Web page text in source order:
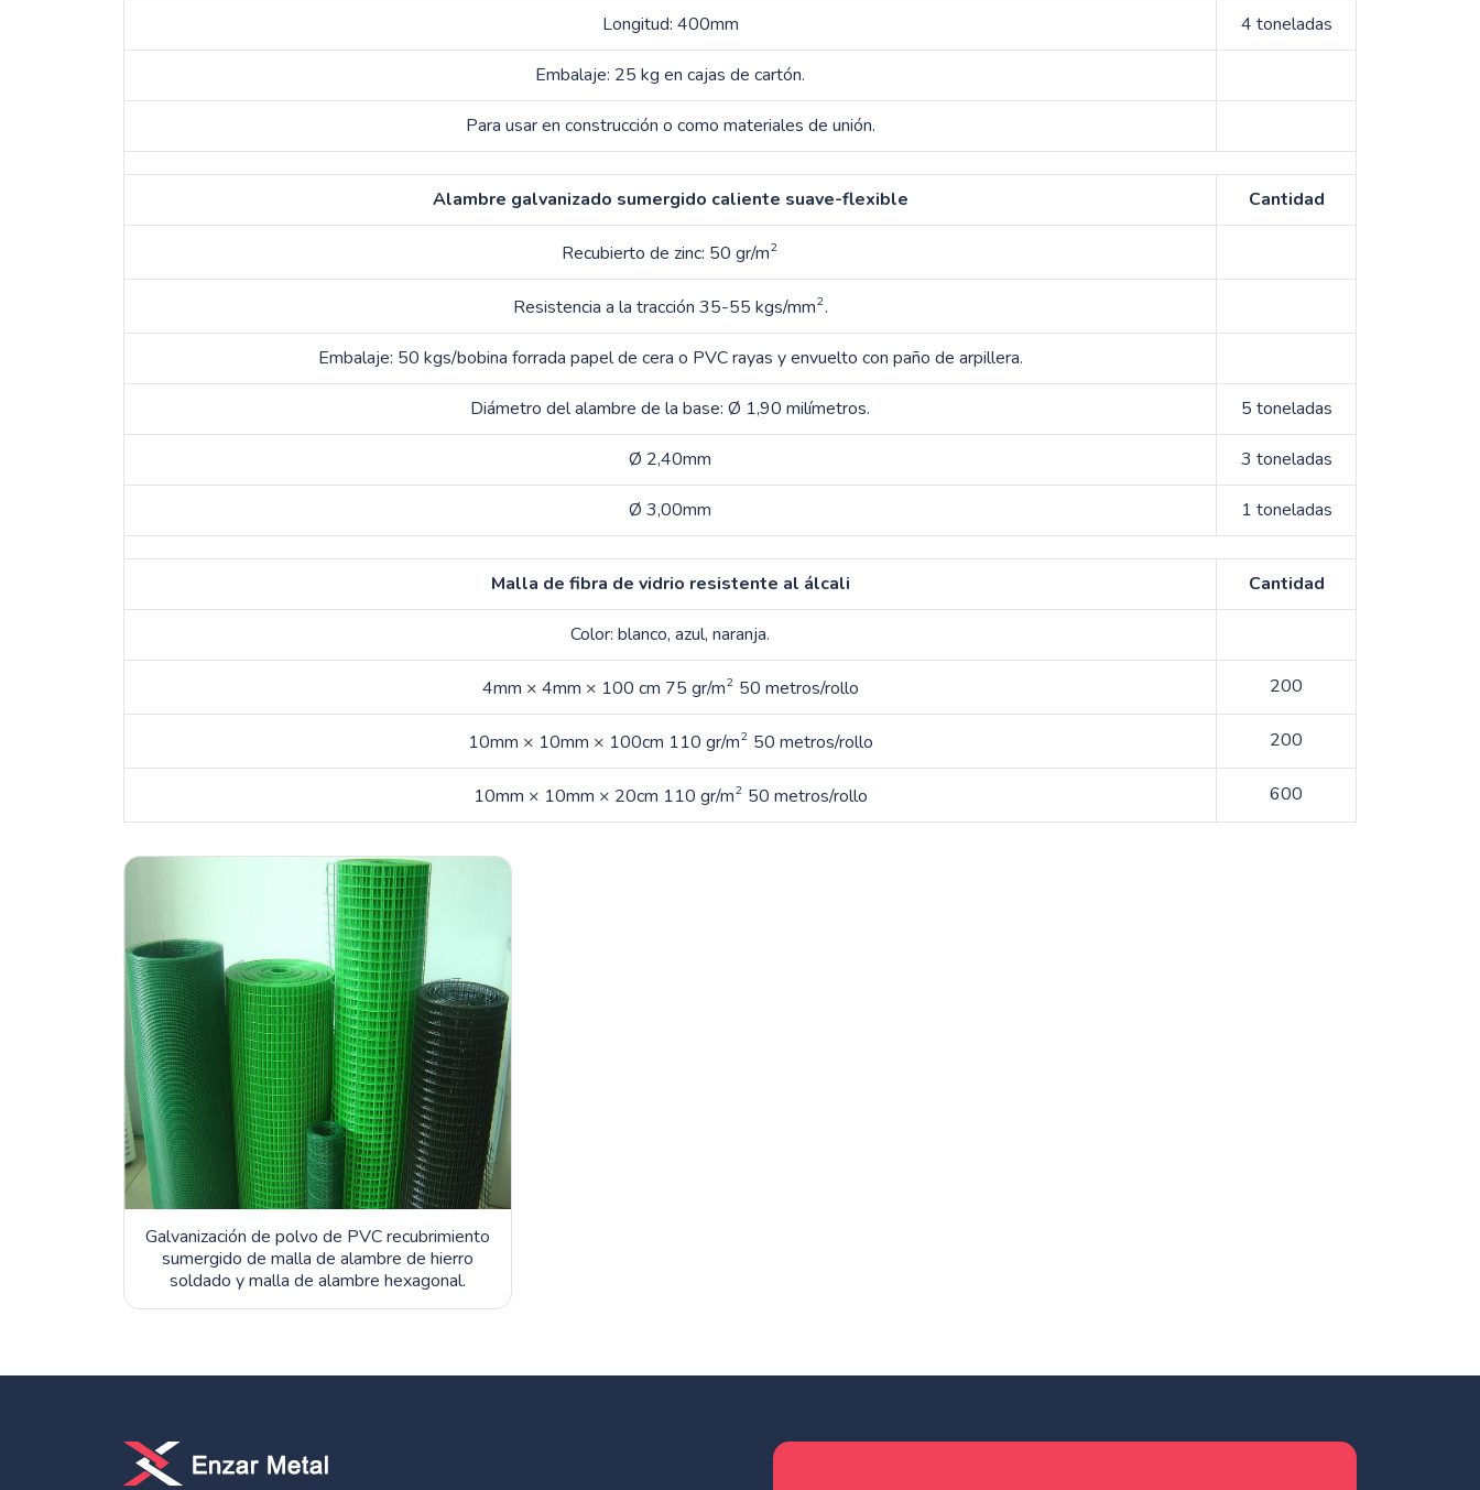
Longitud: 400mm 4 toneladas
Embalaje: 25 kg en cajas de cartón.
Para usar en construcción o como materiales de unión.
Alambre galvanizado sumergido caliente suave-flexible Cantidad
Recubierto de zinc: 50 gr/m2
Resistencia a la tracción 35-55 kgs/mm2.
Embalaje: 50 kgs/bobina forrada papel de cera o PVC rayas y envuelto con paño de arpillera.
Diámetro del alambre de la base: Ø 1,90 milímetros. 5 toneladas
Ø 2,40mm 3 toneladas
Ø 3,00mm 1 toneladas
Malla de fibra de vidrio resistente al álcali Cantidad
Color: blanco, azul, naranja.
4mm × 4mm × 100 cm 75 gr/m2 50 metros/rollo 200
10mm × 10mm × 100cm 110 gr/m2 50 metros/rollo 200
10mm × 10mm × 20cm 110 gr/m2 50 metros/rollo 600
Galvanización de polvo de PVC recubrimiento
sumergido de malla de alambre de hierro
soldado y malla de alambre hexagonal.